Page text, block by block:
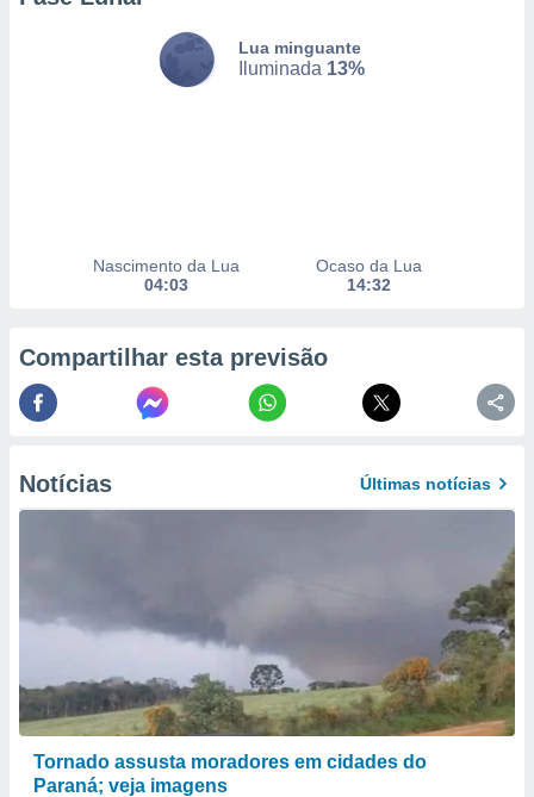
os
ou
de dados
dados
Lua minguante
Iluminada 13%
Nascimento da Lua
04:03
Ocaso da Lua
14:32
Compartilhar esta previsão
Notícias Últimas notícias
Tornado assusta moradores em cidades do
Paraná; veja imagens